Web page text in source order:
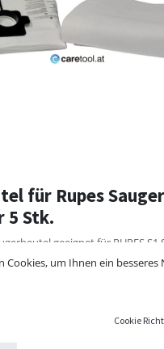
für Rupes
5 Stk.
geeignet für RUPES
Staubsauger.
Cookies, um Ihnen ein besseres
Cookie